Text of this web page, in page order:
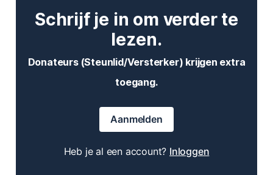
Schrijf je in om verder te
lezen.
Donateurs (Steunlid/Versterker) krijgen extra
toegang.
Aanmelden
Heb je al een account? Inloggen